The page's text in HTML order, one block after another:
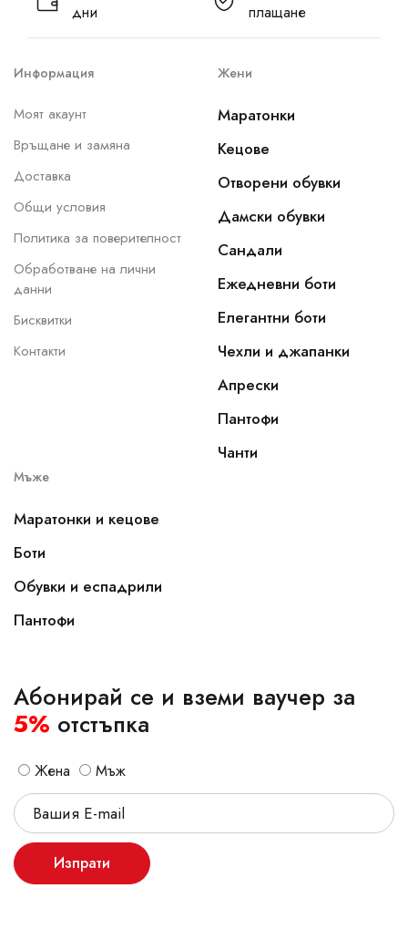
дни
плащане
Информация
Моят акаунт
Връщане и замяна
Доставка
Общи условия
Политика за поверителност
Обработване на лични
данни
Бисквитки
Контакти
Жени
Маратонки
Кецове
Отворени обувки
Дамски обувки
Сандали
Ежедневни боти
Елегантни боти
Чехли и джапанки
Апрески
Пантофи
Чанти
Мъже
Маратонки и кецове
Боти
Обувки и еспадрили
Пантофи
Абонирай се и вземи ваучер за
5% отстъпка
Жена Мъж
Изпрати